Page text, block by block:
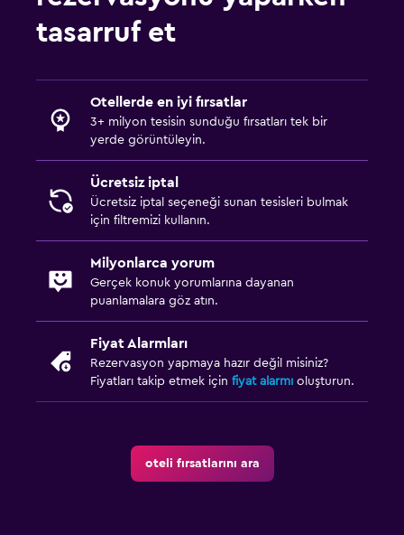
tasarruf et
Otellerde en iyi fırsatlar
3+ milyon tesisin sunduğu fırsatları tek bir
yerde görüntüleyin.
Ücretsiz iptal
Ücretsiz iptal seçeneği sunan tesisleri bulmak
için filtremizi kullanın.
Milyonlarca yorum
Gerçek konuk yorumlarına dayanan
puanlamalara göz atın.
Fiyat Alarmları
Rezervasyon yapmaya hazır değil misiniz?
Fiyatları takip etmek için fiyat alarmı oluşturun.
oteli fırsatlarını ara